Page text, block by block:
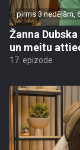
pirms 3 nedēļām,
Žanna
un meitu
17. epizode